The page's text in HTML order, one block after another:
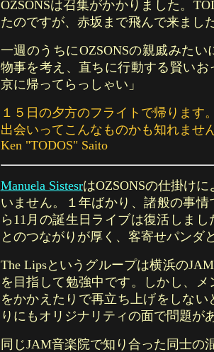
OZSONSは召集がかかりました。
たのですが、赤坂まで飛んで来まし
一週のうちにOZSONSの親戚みた
物事を考え、直ちに行動する賢い
京に帰ってらっしゃい」
１５日の夕方のフライトで帰ります
出会いってこんなものかも知れませ
Ken "TODOS" Saito
Manuela SistesrはOZSONSの仕掛け
いません。１年ばかり、諸般の事
ら11月の誕生日ライブは復活しま
とのつながりが厚く、客寄せパンダ
The Lipsというグループは横浜の
を目指して勉強中です。しかし、
をかかえたりで再立ち上げをしな
りにもオリジナリティの面で問題が
同じJAM音楽院で知り合った同士の